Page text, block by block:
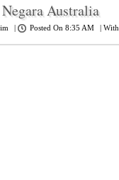
Australia
Posted On 8:35 AM With